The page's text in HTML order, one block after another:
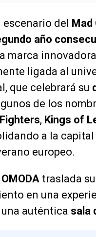
escenario del Mad
año
marca
ligada al
que celebrará su
de los
, Kings of
a la
europeo.
OMODA traslada
en una
auténtica sala